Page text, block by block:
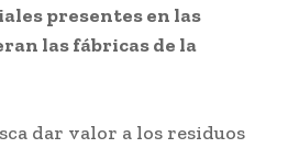
presentes en las
las fábricas de la
dar valor a los residuos